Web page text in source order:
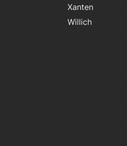
Xanten
Willich